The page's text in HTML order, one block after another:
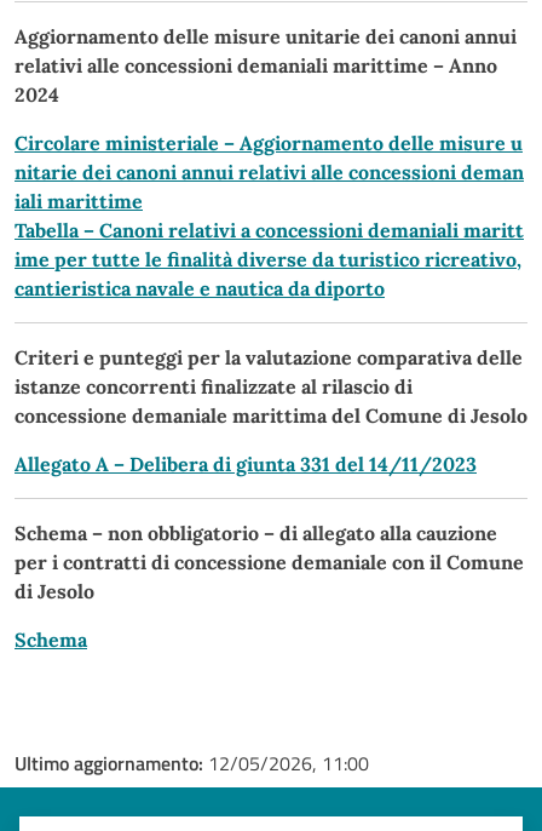
Aggiornamento delle misure unitarie dei canoni annui
relativi alle concessioni demaniali marittime – Anno
2024
Circolare ministeriale – Aggiornamento delle misure u
nitarie dei canoni annui relativi alle concessioni deman
iali marittime
Tabella – Canoni relativi a concessioni demaniali maritt
ime per tutte le finalità diverse da turistico ricreativo,
cantieristica navale e nautica da diporto
Criteri e punteggi per la valutazione comparativa delle
istanze concorrenti finalizzate al rilascio di
concessione demaniale marittima del Comune di Jesolo
Allegato A – Delibera di giunta 331 del 14/11/2023
Schema – non obbligatorio – di allegato alla cauzione
per i contratti di concessione demaniale con il Comune
di Jesolo
Schema
Ultimo aggiornamento: 12/05/2026, 11:00